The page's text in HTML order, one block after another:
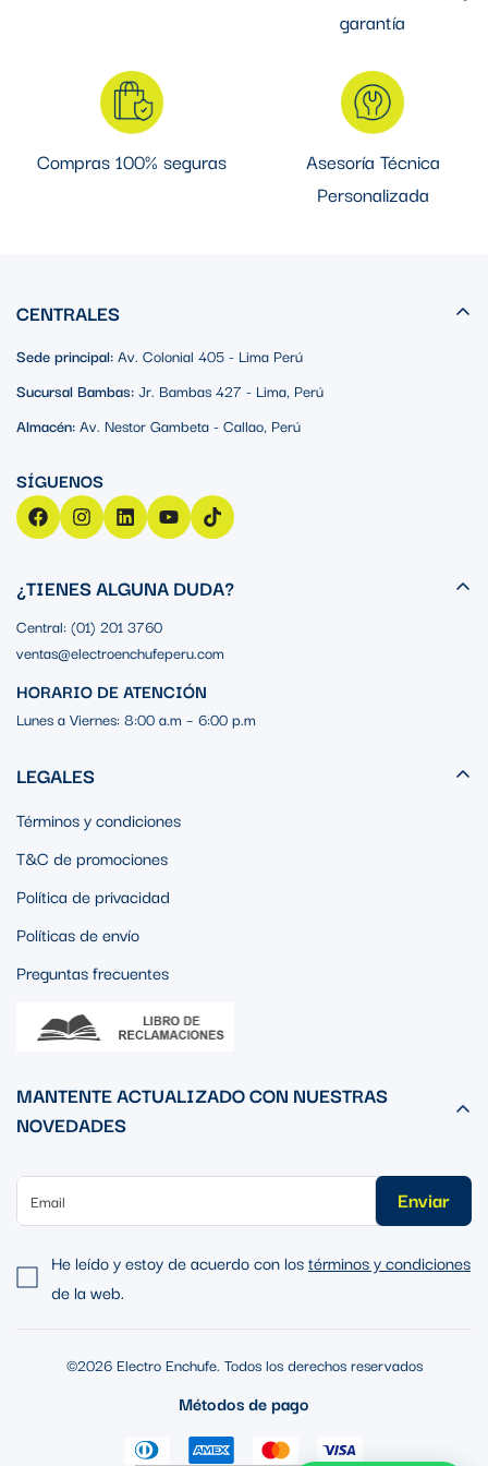
garantía
Compras 100% seguras
Asesoría Técnica
Personalizada
CENTRALES
Sede principal:Av. Colonial 405 - Lima Perú
Sucursal Bambas:Jr. Bambas 427 - Lima, Perú
Almacén:Av. Nestor Gambeta - Callao, Perú
¿TIENES ALGUNA DUDA?
Central: (01) 201 3760
ventas@electroenchufeperu.com
HORARIO DE ATENCIÓN
Lunes a Viernes: 8:00 a.m – 6:00 p.m
LEGALES
Términos y condiciones
T&C de promociones
Política de privacidad
Políticas de envío
Preguntas frecuentes
MANTENTE ACTUALIZADO CON NUESTRAS
NOVEDADES
Enviar
He leído y estoy de acuerdo con lostérminos y condiciones
de la web.
©2026 Electro Enchufe. Todos los derechos reservados
Métodos de pago